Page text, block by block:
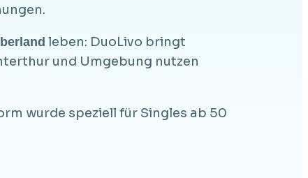
leben: DuoLivo bringt
und Umgebung nutzen
wurde speziell für Singles ab 50